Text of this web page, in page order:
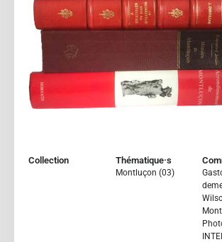
Collection Thématique·s
Montluçon (03)